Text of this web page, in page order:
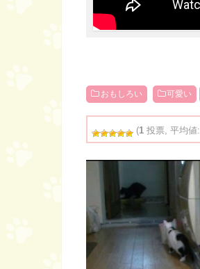
おもしろい 可愛い
(1 投票, 平均値: